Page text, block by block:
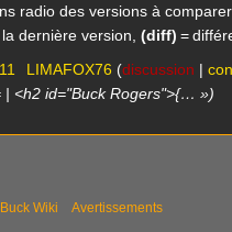
radio des versions à
dernière version, (diff) =
LIMAFOX76 discussion
| <h2 id="Buck Rogers">{… »
Wiki Avertissements